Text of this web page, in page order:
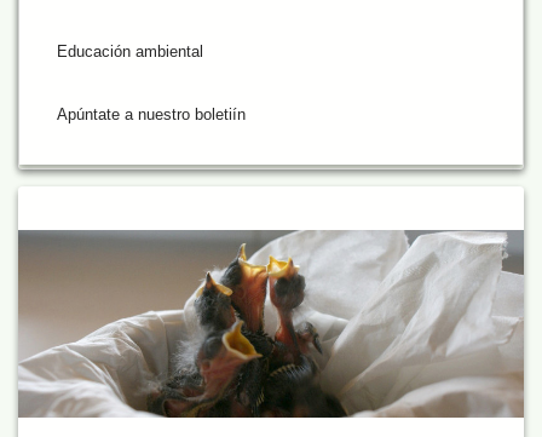
Educación ambiental
Apúntate a nuestro boletiín